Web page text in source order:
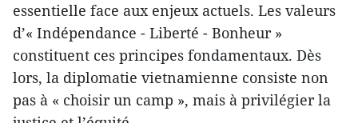
essentielle face aux enjeux actuels. Les valeurs
d’« Indépendance - Liberté - Bonheur »
constituent ces principes fondamentaux. Dès
lors, la diplomatie vietnamienne consiste non
pas à « choisir un camp », mais à privilégier la